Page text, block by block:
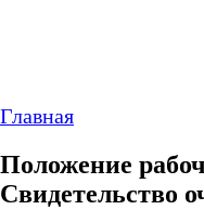
Главная
Положение
Свидетельство